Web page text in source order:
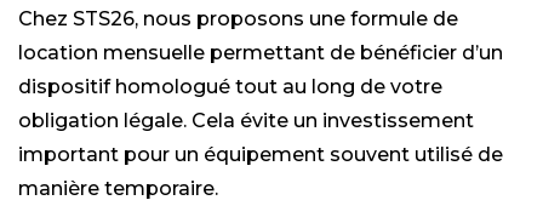
Chez STS26, nous proposons une formule de
location mensuelle permettant de bénéficier d’un
dispositif homologué tout au long de votre
obligation légale. Cela évite un investissement
important pour un équipement souvent utilisé de
manière temporaire.